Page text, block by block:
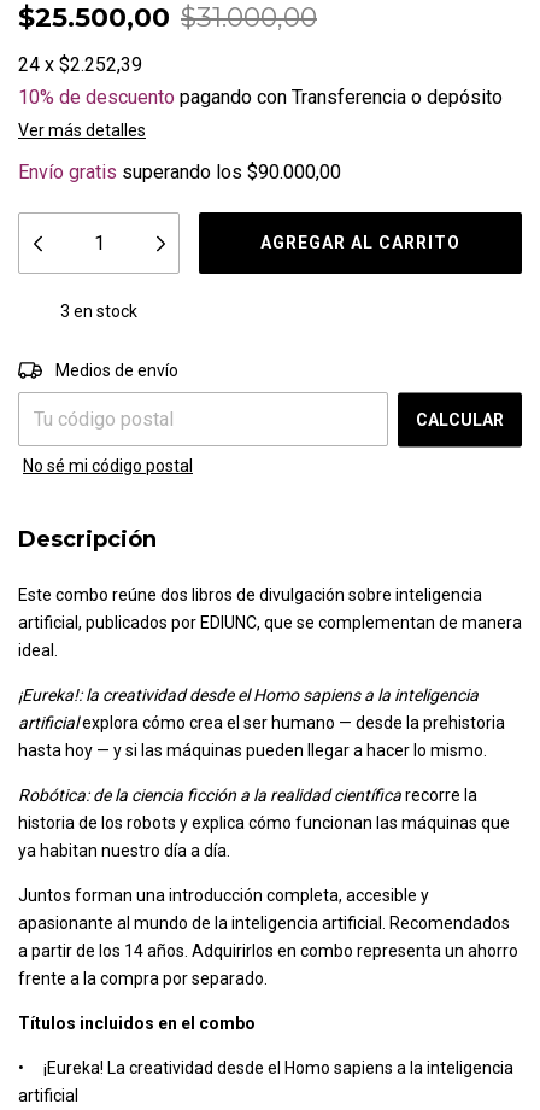
$25.500,00 $31.000,00
24 x $2.252,39
10% de descuento pagando con Transferencia o depósito
Ver más detalles
Envío gratis superando los $90.000,00
3 en stock
Entregas para el CP:
Medios de envío
CALCULAR
No sé mi código postal
Descripción
Este combo reúne dos libros de divulgación sobre inteligencia
artificial, publicados por EDIUNC, que se complementan de manera
ideal.
¡Eureka!: la creatividad desde el Homo sapiens a la inteligencia
artificialexplora cómo crea el ser humano — desde la prehistoria
hasta hoy — y si las máquinas pueden llegar a hacer lo mismo.
Robótica: de la ciencia ficción a la realidad científicarecorre la
historia de los robots y explica cómo funcionan las máquinas que
ya habitan nuestro día a día.
Juntos forman una introducción completa, accesible y
apasionante al mundo de la inteligencia artificial. Recomendados
a partir de los 14 años. Adquirirlos en combo representa un ahorro
frente a la compra por separado.
Títulos incluidos en el combo
•
¡Eureka! La creatividad desde el Homo sapiens a la inteligencia
artificial